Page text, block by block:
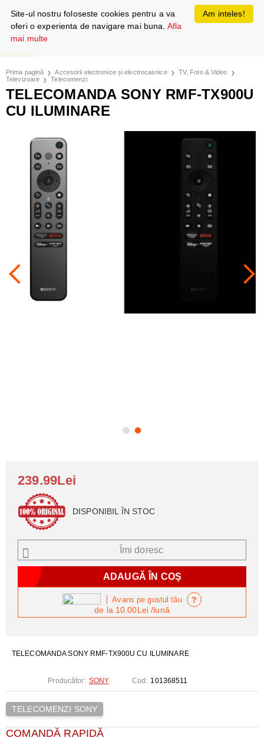
Prima pagină Accesorii electronice și electrocasnice
TV, Foto & Video
Televizoare
Telecomenzi
TELECOMANDA SONY RMF-TX900U
CU ILUMINARE
TELECOMANDA SONY RMF-TX900U CU ILUMINARE
Producător: SONY Cod: 101368511
TELECOMENZI SONY
COMANDĂ RAPIDĂ
239.99Lei
DISPONIBIL ÎN STOC
Îmi doresc
de la 10.00Lei/lună
Avans pe gustul tău ?
Am inteles!
Site-ul nostru foloseste cookies pentru a va
oferi o experienta de navigare mai buna. Afla
mai multe